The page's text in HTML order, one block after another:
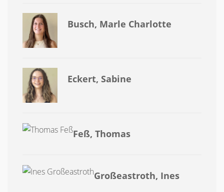
Busch, Marle Charlotte
Eckert, Sabine
Feß, Thomas
Großeastroth, Ines